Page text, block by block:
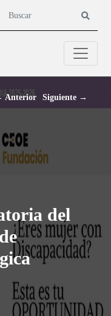
Buscar
Anterior Siguiente →
del